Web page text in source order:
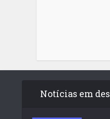
Notícias em